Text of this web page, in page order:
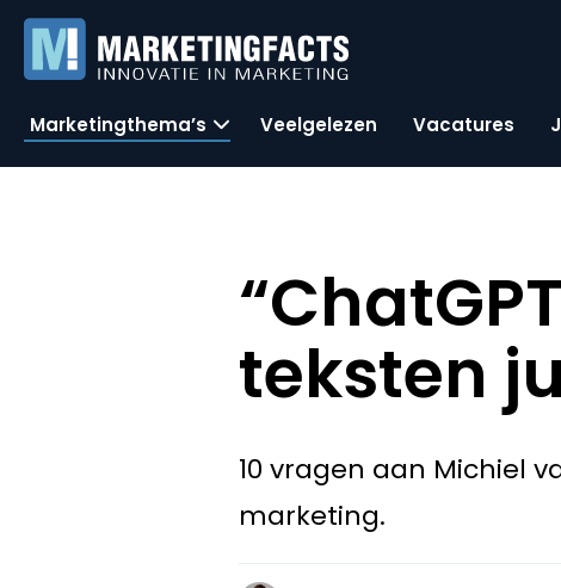
Marketingthema’s Veelgelezen Vacatures
teksten
10 vragen aan Michiel
marketing.